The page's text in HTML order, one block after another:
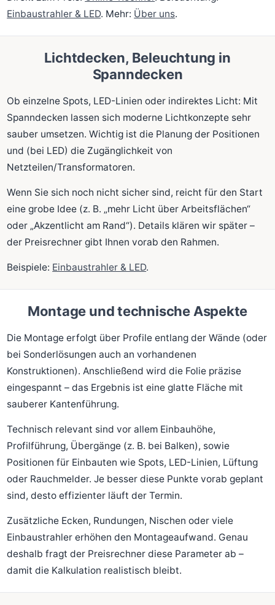
Einbaustrahler & LED. Mehr: Über uns.
Lichtdecken, Beleuchtung in
Spanndecken
Ob einzelne Spots, LED-Linien oder indirektes Licht: Mit
Spanndecken lassen sich moderne Lichtkonzepte sehr
sauber umsetzen. Wichtig ist die Planung der Positionen
und (bei LED) die Zugänglichkeit von
Netzteilen/Transformatoren.
Wenn Sie sich noch nicht sicher sind, reicht für den Start
eine grobe Idee (z. B. „mehr Licht über Arbeitsflächen“
oder „Akzentlicht am Rand“). Details klären wir später –
der Preisrechner gibt Ihnen vorab den Rahmen.
Beispiele: Einbaustrahler & LED.
Montage und technische Aspekte
Die Montage erfolgt über Profile entlang der Wände (oder
bei Sonderlösungen auch an vorhandenen
Konstruktionen). Anschließend wird die Folie präzise
eingespannt – das Ergebnis ist eine glatte Fläche mit
sauberer Kantenführung.
Technisch relevant sind vor allem Einbauhöhe,
Profilführung, Übergänge (z. B. bei Balken), sowie
Positionen für Einbauten wie Spots, LED-Linien, Lüftung
oder Rauchmelder. Je besser diese Punkte vorab geplant
sind, desto effizienter läuft der Termin.
Zusätzliche Ecken, Rundungen, Nischen oder viele
Einbaustrahler erhöhen den Montageaufwand. Genau
deshalb fragt der Preisrechner diese Parameter ab –
damit die Kalkulation realistisch bleibt.